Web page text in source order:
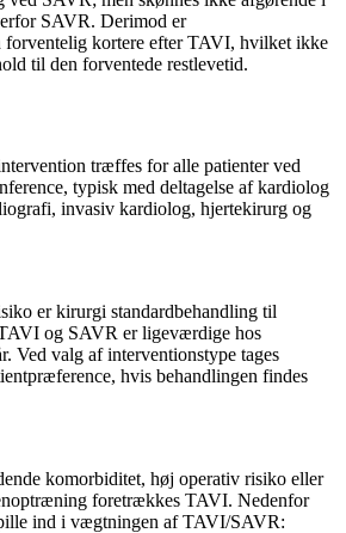
SAVR. Derimod er
forventelig kortere efter TAVI, hvilket ikke
til den forventede restlevetid.
træffes for alle patienter ved
typisk med deltagelse af kardiolog
invasiv kardiolog, hjertekirurg og
er kirurgi standardbehandling til
og SAVR er ligeværdige hos
Ved valg af interventionstype tages
hvis behandlingen findes
komorbiditet, høj operativ risiko eller
foretrækkes TAVI. Nedenfor
ind i vægtningen af TAVI/SAVR: